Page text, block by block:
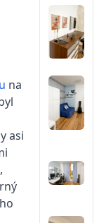
na
asi